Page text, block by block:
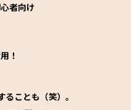
者向け
！
ことも（笑）。